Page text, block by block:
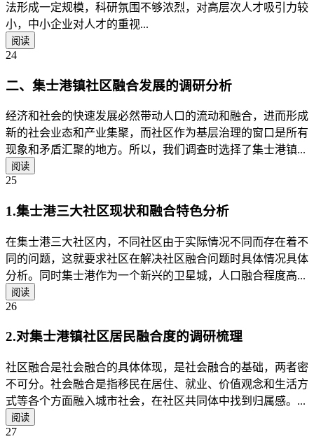
法形成一定规模，科研氛围不够浓烈，对高层次人才吸引力较
小，中小企业对人才的重视...
阅读
24
二、集士港镇社区融合发展的调研分析
经济和社会的快速发展必然带动人口的流动和融合，进而形成
新的社会业态和产业集聚，而社区作为基层治理的窗口是所有
现象和矛盾汇聚的地方。所以，我们调查时选择了集士港镇...
阅读
25
1.集士港三大社区现状和融合特色分析
在集士港三大社区内，不同社区由于实际情况不同而存在着不
同的问题，这就要求社区在解决社区融合问题时具体情况具体
分析。同时集士港作为一个新兴的卫星城，人口融合程度高...
阅读
26
2.对集士港镇社区居民融合度的调研梳理
社区融合是社会融合的具体体现，是社会融合的基础，两者密
不可分。社会融合是指移民在居住、就业、价值观念和生活方
式等各个方面融入城市社会，在社区共同体中找到归属感。...
阅读
27